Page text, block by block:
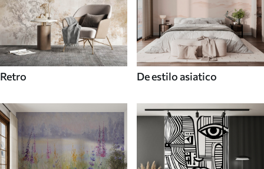
Retro De estilo asiatico